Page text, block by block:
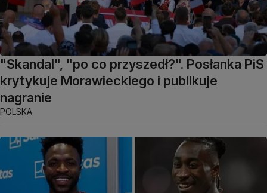
"Skandal", "po co przyszedł?". Posłanka PiS
krytykuje Morawieckiego i publikuje
nagranie
POLSKA